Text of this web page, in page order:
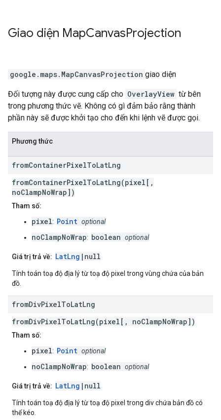
Giao diện MapCanvasProjection
google.maps. MapCanvasProjection giao diện
Đối tượng này được cung cấp cho OverlayView từ bên
trong phương thức vẽ. Không có gì đảm bảo rằng thành
phần này sẽ được khởi tạo cho đến khi lệnh vẽ được gọi.
Phương thức
fromContainerPixelToLatLng
fromContainerPixelToLatLng(pixel[,
noClampNoWrap])
Tham số:
pixel: Point optional
noClampNoWrap: boolean optional
Giá trị trả về: LatLng |null
Tính toán toạ độ địa lý từ toạ độ pixel trong vùng chứa của bản
đồ.
fromDivPixelToLatLng
fromDivPixelToLatLng(pixel[, noClampNoWrap])
Tham số:
pixel: Point optional
noClampNoWrap: boolean optional
Giá trị trả về: LatLng |null
Tính toán toạ độ địa lý từ toạ độ pixel trong div chứa bản đồ có
thể kéo.